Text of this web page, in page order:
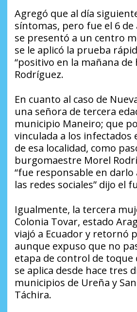
Agregó que al día
síntomas, pero fue el 6
se presentó a un centro
se le aplicó la prueba
“positivo en la mañana de
Rodríguez.
En cuanto al caso de
una señora de tercera
municipio Maneiro; que
vinculada a los infectados
de esa localidad, como
burgomaestre Morel
“fue responsable en darlo
las redes sociales” dijo el
Igualmente, la tercera
Colonia Tovar, estado
viajó a Ecuador y retornó
aunque expuso que no
etapa de control de toque
se aplica desde hace tres
municipios de Ureña y
Táchira.